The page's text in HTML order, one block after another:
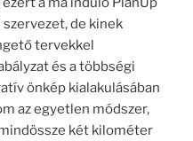
de kinek
tervekkel
és a többségi
önkép kialakulásában
az egyetlen módszer,
két kilométer